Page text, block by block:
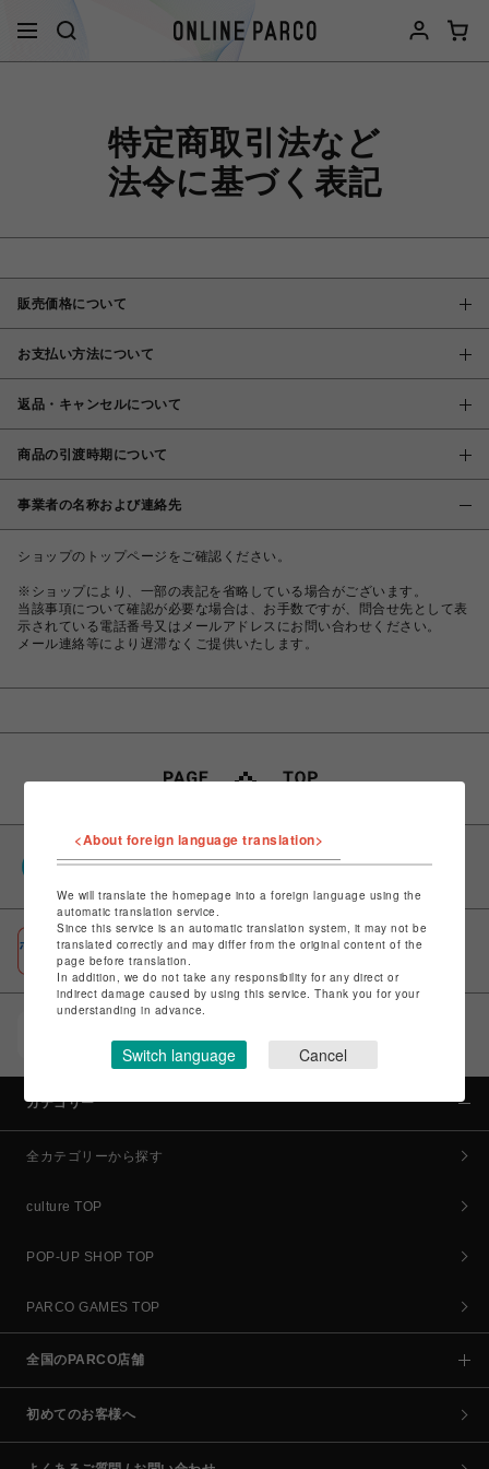
特定商取引法など
法令に基づく表記
販売価格について
お支払い方法について
返品・キャンセルについて
商品の引渡時期について
事業者の名称および連絡先
ショップのトップページをご確認ください。
※ショップにより、一部の表記を省略している場合がございます。
当該事項について確認が必要な場合は、お手数ですが、問合せ先として表
示されている電話番号又はメールアドレスにお問い合わせください。
メール連絡等により遅滞なくご提供いたします。
PARCOポイント
ポケパル払い
初回登録＆お買物で最大1,500円分のPARCOポイント進呈
コイン＆クーポンでPARCOでのお買い物がオトクに
カテゴリー
全カテゴリーから探す
culture TOP
POP-UP SHOP TOP
PARCO GAMES TOP
全国のPARCO店舗
初めてのお客様へ
<About foreign language translation>
We will translate the homepage into a foreign language using the
automatic translation service.
Since this service is an automatic translation system, it may not be
translated correctly and may differ from the original content of the
page before translation.
In addition, we do not take any responsibility for any direct or
indirect damage caused by using this service. Thank you for your
understanding in advance.
Switch language Cancel